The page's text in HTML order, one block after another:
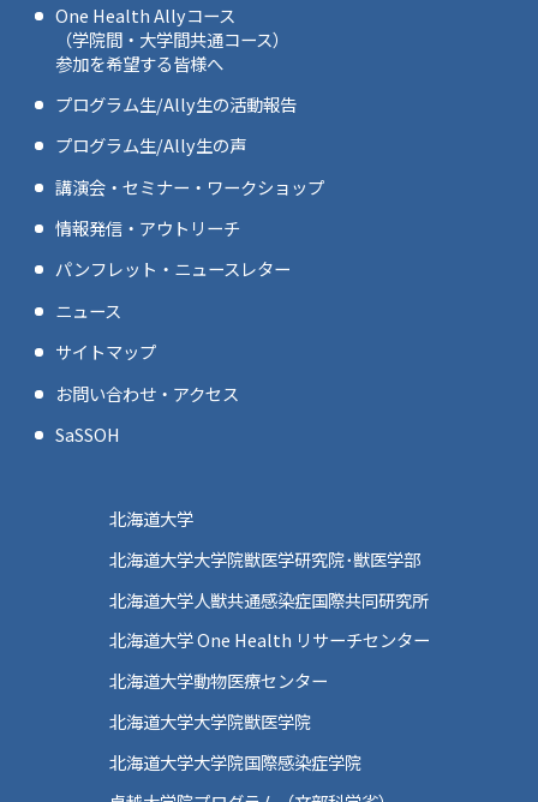
One Health Allyコース
（学院間・大学間共通コース）
参加を希望する皆様へ
プログラム生/Ally生の活動報告
プログラム生/Ally生の声
講演会・セミナー・ワークショップ
情報発信・アウトリーチ
パンフレット・ニュースレター
ニュース
サイトマップ
お問い合わせ・アクセス
SaSSOH
北海道大学
北海道大学大学院獣医学研究院･獣医学部
北海道大学人獣共通感染症国際共同研究所
北海道大学 One Health リサーチセンター
北海道大学動物医療センター
北海道大学大学院獣医学院
北海道大学大学院国際感染症学院